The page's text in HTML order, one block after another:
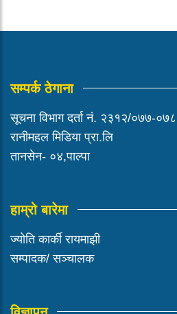
सम्पर्क ठेगाना
सूचना विभाग दर्ता नं. २३१२/०७७-०७८
रानीमहल मिडिया प्रा.लि
तानसेन- ०४,पाल्पा
हाम्रो बारेमा
ज्योति कार्की रायमाझी
सम्पादक/ सञ्चालक